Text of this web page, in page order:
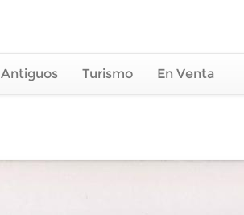
Turismo En Venta